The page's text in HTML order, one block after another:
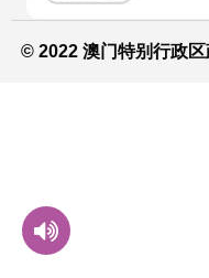
© 2022 澳门特别行政